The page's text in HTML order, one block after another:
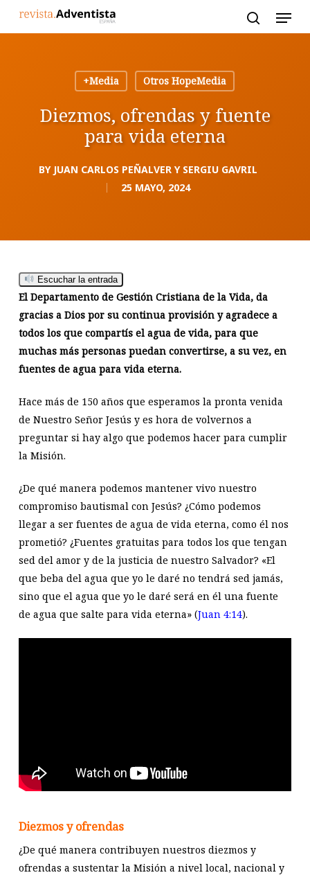
+Media
Otros HopeMedia
Diezmos, ofrendas y fuente
para vida eterna
BY JUAN CARLOS PEÑALVER Y SERGIU GAVRIL
25 MAYO, 2024
Escuchar la entrada
El Departamento de Gestión Cristiana de la Vida, da
gracias a Dios por su continua provisión y agradece a
todos los que compartís el agua de vida, para que
muchas más personas puedan convertirse, a su vez, en
fuentes de agua para vida eterna.
Hace más de 150 años que esperamos la pronta venida
de Nuestro Señor Jesús y es hora de volvernos a
preguntar si hay algo que podemos hacer para cumplir
la Misión.
¿De qué manera podemos mantener vivo nuestro
compromiso bautismal con Jesús? ¿Cómo podemos
llegar a ser fuentes de agua de vida eterna, como él nos
prometió? ¿Fuentes gratuitas para todos los que tengan
sed del amor y de la justicia de nuestro Salvador? «El
que beba del agua que yo le daré no tendrá sed jamás,
sino que el agua que yo le daré será en él una fuente
de agua que salte para vida eterna» (Juan 4:14).
Diezmos y ofrendas
¿De qué manera contribuyen nuestros diezmos y
ofrendas a sustentar la Misión a nivel local, nacional y